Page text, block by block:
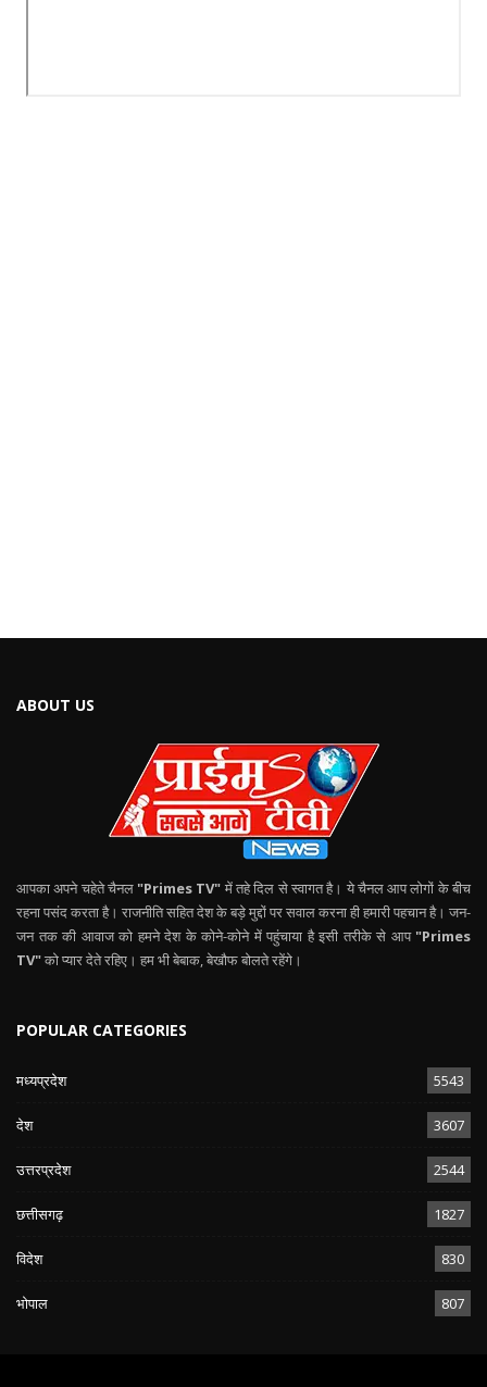
ABOUT US
आपका अपने चहेते चैनल "Primes TV" में तहे दिल से स्वागत है। ये चैनल आप लोगों के बीच
रहना पसंद करता है। राजनीति सहित देश के बड़े मुद्दों पर सवाल करना ही हमारी पहचान है। जन-
जन तक की आवाज को हमने देश के कोने-कोने में पहुंचाया है इसी तरीके से आप "Primes
TV"को प्यार देते रहिए। हम भी बेबाक, बेखौफ बोलते रहेंगे।
POPULAR CATEGORIES
मध्यप्रदेश 5543
देश 3607
उत्तरप्रदेश 2544
छत्तीसगढ़ 1827
विदेश 830
भोपाल 807